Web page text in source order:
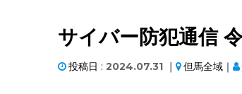
サイバー防犯通信
投稿日 : 2024.07.31｜ 但馬全域｜